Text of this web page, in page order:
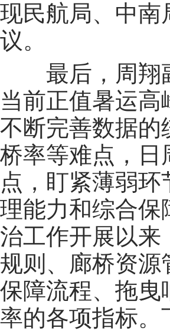
现民航局、中南
议。
最后，周翔
当前正值暑运
不断完善数据的
桥率等难点，日
点，盯紧薄弱
理能力和综合保
治工作开展以
规则、廊桥资
保障流程、拖曳
率的各项指标。